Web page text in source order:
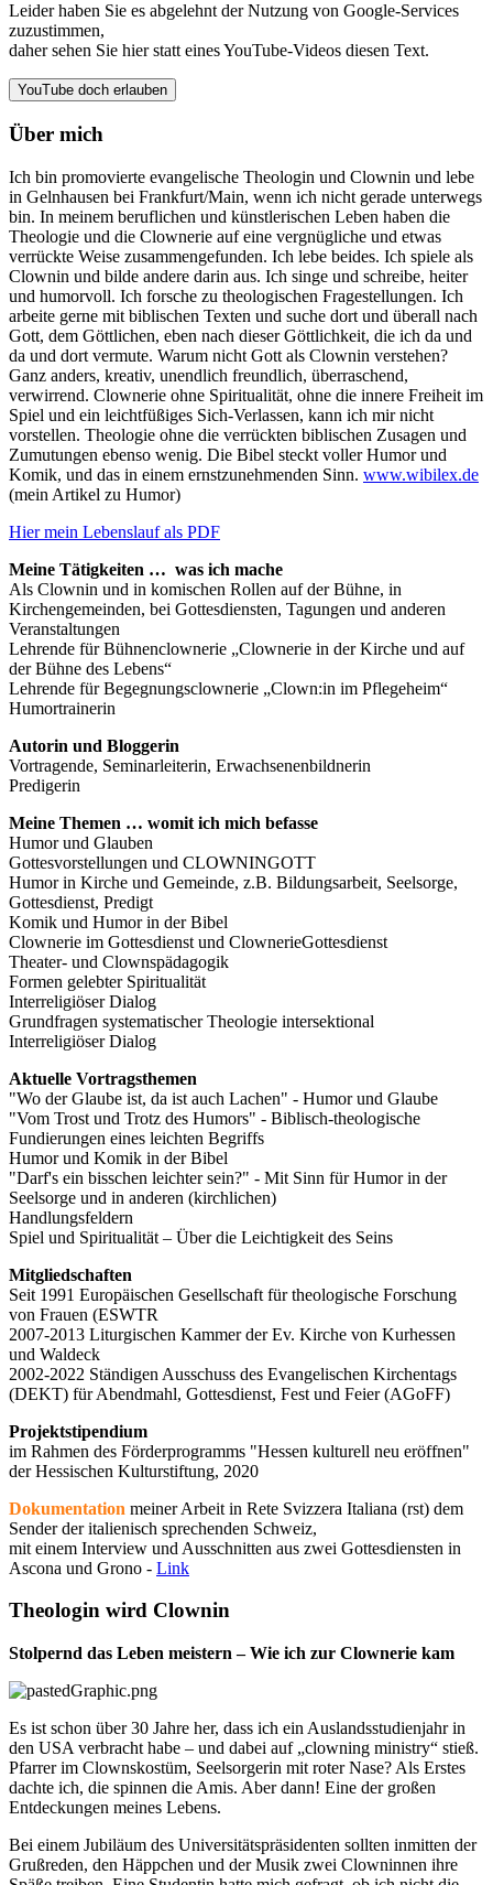
Leider haben Sie es abgelehnt der Nutzung von Google-Services
zuzustimmen,
daher sehen Sie hier statt eines YouTube-Videos diesen Text.
YouTube doch erlauben
Über mich
Ich bin promovierte evangelische Theologin und Clownin und lebe
in Gelnhausen bei Frankfurt/Main, wenn ich nicht gerade unterwegs
bin. In meinem beruflichen und künstlerischen Leben haben die
Theologie und die Clownerie auf eine vergnügliche und etwas
verrückte Weise zusammengefunden. Ich lebe beides. Ich spiele als
Clownin und bilde andere darin aus. Ich singe und schreibe, heiter
und humorvoll. Ich forsche zu theologischen Fragestellungen. Ich
arbeite gerne mit biblischen Texten und suche dort und überall nach
Gott, dem Göttlichen, eben nach dieser Göttlichkeit, die ich da und
da und dort vermute. Warum nicht Gott als Clownin verstehen?
Ganz anders, kreativ, unendlich freundlich, überraschend,
verwirrend. Clownerie ohne Spiritualität, ohne die innere Freiheit im
Spiel und ein leichtfüßiges Sich-Verlassen, kann ich mir nicht
vorstellen. Theologie ohne die verrückten biblischen Zusagen und
Zumutungen ebenso wenig. Die Bibel steckt voller Humor und
Komik, und das in einem ernstzunehmenden Sinn. www.wibilex.de
(mein Artikel zu Humor)
Hier mein Lebenslauf als PDF
Meine Tätigkeiten … was ich mache
Als Clownin und in komischen Rollen auf der Bühne, in
Kirchengemeinden, bei Gottesdiensten, Tagungen und anderen
Veranstaltungen
Lehrende für Bühnenclownerie „Clownerie in der Kirche und auf
der Bühne des Lebens“
Lehrende für Begegnungsclownerie „Clown:in im Pflegeheim“
Humortrainerin
Autorin und Bloggerin
Vortragende, Seminarleiterin, Erwachsenenbildnerin
Predigerin
Meine Themen … womit ich mich befasse
Humor und Glauben
Gottesvorstellungen und CLOWNINGOTT
Humor in Kirche und Gemeinde, z.B. Bildungsarbeit, Seelsorge,
Gottesdienst, Predigt
Komik und Humor in der Bibel
Clownerie im Gottesdienst und ClownerieGottesdienst
Theater- und Clownspädagogik
Formen gelebter Spiritualität
Interreligiöser Dialog
Grundfragen systematischer Theologie intersektional
Interreligiöser Dialog
Aktuelle Vortragsthemen
"Wo der Glaube ist, da ist auch Lachen" - Humor und Glaube
"Vom Trost und Trotz des Humors" - Biblisch-theologische
Fundierungen eines leichten Begriffs
Humor und Komik in der Bibel
"Darf's ein bisschen leichter sein?" - Mit Sinn für Humor in der
Seelsorge und in anderen (kirchlichen)
Handlungsfeldern
Spiel und Spiritualität – Über die Leichtigkeit des Seins
Mitgliedschaften
Seit 1991 Europäischen Gesellschaft für theologische Forschung
von Frauen (ESWTR
2007-2013 Liturgischen Kammer der Ev. Kirche von Kurhessen
und Waldeck
2002-2022 Ständigen Ausschuss des Evangelischen Kirchentags
(DEKT) für Abendmahl, Gottesdienst, Fest und Feier (AGoFF)
Projektstipendium
im Rahmen des Förderprogramms "Hessen kulturell neu eröffnen"
der Hessischen Kulturstiftung, 2020
Dokumentation meiner Arbeit in Rete Svizzera Italiana (rst) dem
Sender der italienisch sprechenden Schweiz,
mit einem Interview und Ausschnitten aus zwei Gottesdiensten in
Ascona und Grono - Link
Theologin wird Clownin
Stolpernd das Leben meistern – Wie ich zur Clownerie kam
Es ist schon über 30 Jahre her, dass ich ein Auslandsstudienjahr in
den USA verbracht habe – und dabei auf „clowning ministry“ stieß.
Pfarrer im Clownskostüm, Seelsorgerin mit roter Nase? Als Erstes
dachte ich, die spinnen die Amis. Aber dann! Eine der großen
Entdeckungen meines Lebens.
Bei einem Jubiläum des Universitätspräsidenten sollten inmitten der
Grußreden, den Häppchen und der Musik zwei Clowninnen ihre